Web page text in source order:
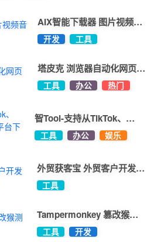
；
题；
下载漫画依旧没有打包的问题；
示的问题；
AIX智能下载器 图片视频音
乐文档
开发 工具
塔皮克 浏览器自动化网页数
据采集器
工具 办公 热门
智Tool-支持从TikTok、
instagram、twitter等平台
下载视频
工具 办公 娱乐
外贸获客宝 外贸客户开发软
件 外贸找客户工具
工具
Tampermonkey 篡改猴测
试版(油猴)
工具 开发